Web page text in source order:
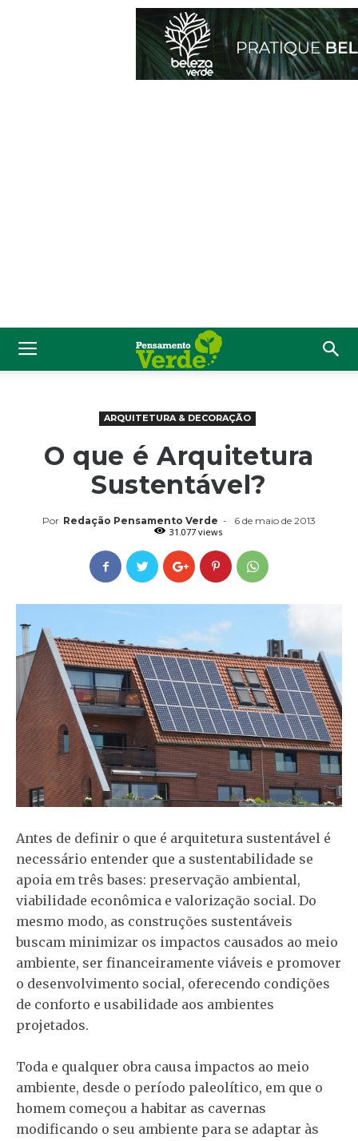
ARQUITETURA & DECORAÇÃO
O que é Arquitetura
Sustentável?
Por Redação Pensamento Verde -
6 de maio de 2013
31.077 views
Antes de definir o que é arquitetura sustentável é
necessário entender que a sustentabilidade se
apoia em três bases: preservação ambiental,
viabilidade econômica e valorização social. Do
mesmo modo, as construções sustentáveis
buscam minimizar os impactos causados ao meio
ambiente, ser financeiramente viáveis e promover
o desenvolvimento social, oferecendo condições
de conforto e usabilidade aos ambientes
projetados.
Toda e qualquer obra causa impactos ao meio
ambiente, desde o período paleolítico, em que o
homem começou a habitar as cavernas
modificando o seu ambiente para se adaptar às